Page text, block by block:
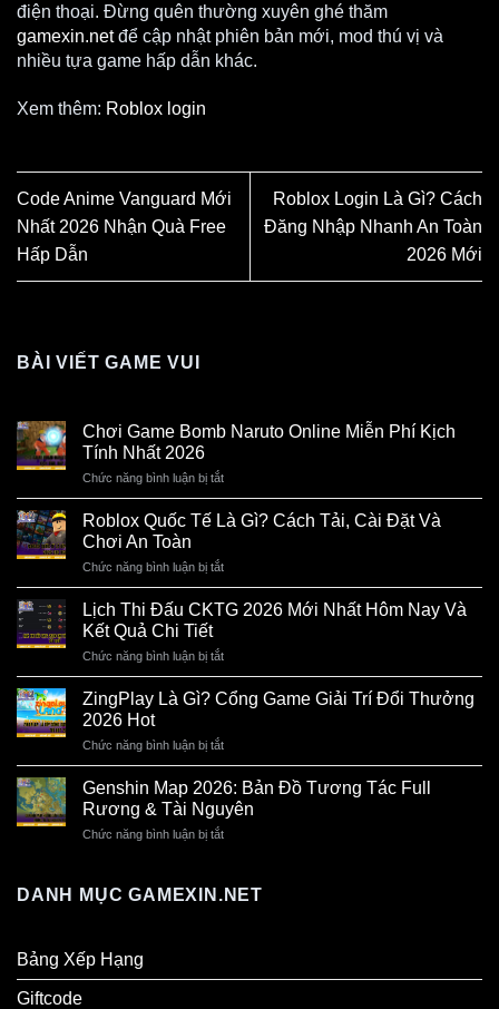
điện thoại. Đừng quên thường xuyên ghé thăm
gamexin.netđể cập nhật phiên bản mới, mod thú vị và
nhiều tựa game hấp dẫn khác.
Xem thêm: Roblox login
Code Anime Vanguard Mới
Nhất 2026 Nhận Quà Free
Hấp Dẫn
Roblox Login Là Gì? Cách
Đăng Nhập Nhanh An Toàn
2026 Mới
BÀI VIẾT GAME VUI
Chơi Game Bomb Naruto Online Miễn Phí Kịch
Tính Nhất 2026
Chức năng bình luận bị tắt
Game
Bomb
Kịch
Roblox Quốc Tế Là Gì? Cách Tải, Cài Đặt Và
Chơi An Toàn
Chức năng bình luận bị tắt
Quốc
Tế
Cài
An
Toàn
Lịch Thi Đấu CKTG 2026 Mới Nhất Hôm Nay Và
Kết Quả Chi Tiết
Chức năng bình luận bị tắt
Thi
Đấu
Hôm
Nay
Và
Tiết
ZingPlay Là Gì? Cổng Game Giải Trí Đổi Thưởng
2026 Hot
Chức năng bình luận bị tắt
Là
Gì?
Cổng
Thưởng
Genshin Map 2026: Bản Đồ Tương Tác Full
Rương & Tài Nguyên
Chức năng bình luận bị tắt
Bản
Rương
DANH MỤC GAMEXIN.NET
Bảng Xếp Hạng
Giftcode